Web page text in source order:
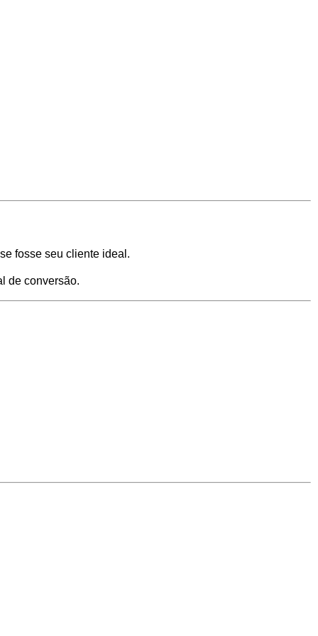
fosse seu cliente ideal.
de conversão.